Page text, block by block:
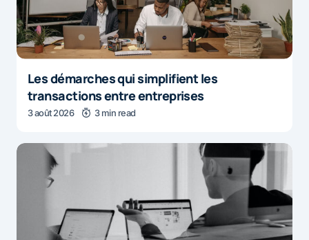
Les démarches qui simplifient les
transactions entre entreprises
3 août 2026 3 min read